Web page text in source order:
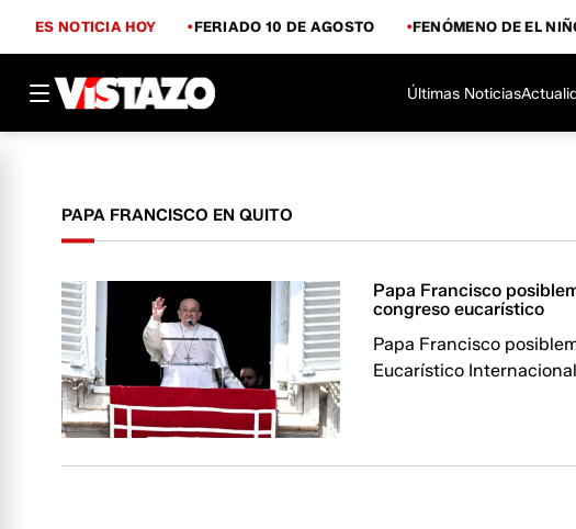
ES NOTICIA HOY FERIADO 10 DE AGOSTO FENÓMENO DE EL
Últimas Noticias
PAPA FRANCISCO EN QUITO
Papa Francisco
congreso eucarístico
Papa Francisco
Eucarístico